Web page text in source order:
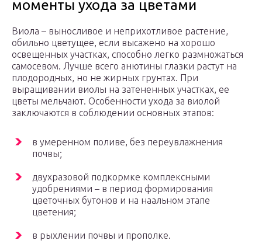
моменты ухода за цветами
Виола – выносливое и неприхотливое растение,
обильно цветущее, если высажено на хорошо
освещенных участках, способно легко размножаться
самосевом. Лучше всего анютины глазки растут на
плодородных, но не жирных грунтах. При
выращивании виолы на затененных участках, ее
цветы мельчают. Особенности ухода за виолой
заключаются в соблюдении основных этапов:
в умеренном поливе, без переувлажнения
почвы;
двухразовой подкормке комплексными
удобрениями – в период формирования
цветочных бутонов и на наальном этапе
цветения;
в рыхлении почвы и прополке.